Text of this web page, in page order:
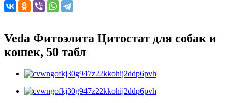
Veda Фитоэлита Цитостат для собак и
кошек, 50 табл